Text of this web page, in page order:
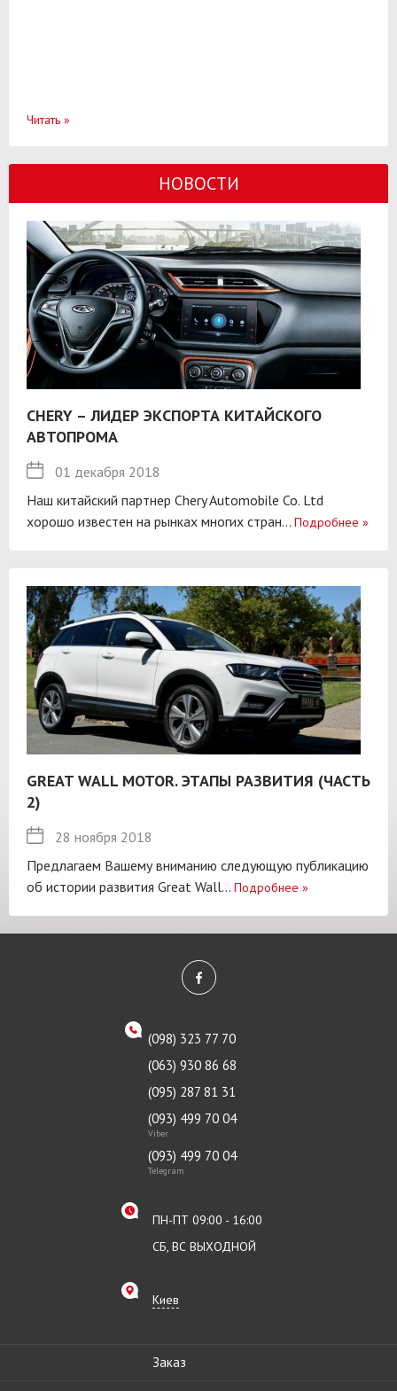
Читать »
НОВОСТИ
CHERY – ЛИДЕР ЭКСПОРТА КИТАЙСКОГО
АВТОПРОМА
01 декабря 2018
Наш китайский партнер Chery Automobile Co. Ltd
хорошо известен на рынках многих стран... Подробнее »
GREAT WALL MOTOR. ЭТАПЫ РАЗВИТИЯ (ЧАСТЬ
2)
28 ноября 2018
Предлагаем Вашему вниманию следующую публикацию
об истории развития Great Wall... Подробнее »
(098) 323 77 70
(063) 930 86 68
(095) 287 81 31
(093) 499 70 04
Viber
(093) 499 70 04
Telegram
ПН-ПТ 09:00 - 16:00
СБ, ВС ВЫХОДНОЙ
Киев
Заказ